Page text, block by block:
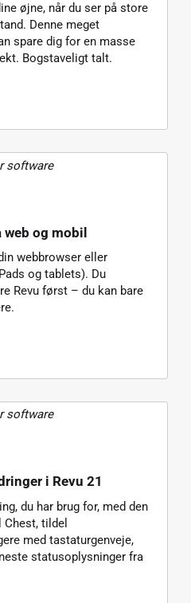
øjne, når du ser på store
Denne meget
spare dig for en masse
Bogstaveligt talt.
og mobil
webbrowser eller
og tablets). Du
Revu først – du kan bare
i Revu 21
du har brug for, med den
tildel
med tastaturgenveje,
statusoplysninger fra